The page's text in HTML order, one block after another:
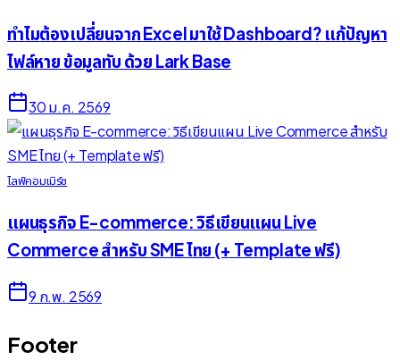
ทำไมต้องเปลี่ยนจาก Excel มาใช้ Dashboard? แก้ปัญหา
ไฟล์หาย ข้อมูลทับ ด้วย Lark Base
30 ม.ค. 2569
ไลฟ์คอมเมิร์ซ
แผนธุรกิจ E-commerce: วิธีเขียนแผน Live
Commerce สำหรับ SME ไทย (+ Template ฟรี)
9 ก.พ. 2569
Footer